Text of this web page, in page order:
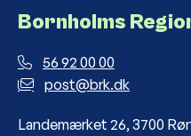
Bornholms
56 92 00 00
post@brk.dk
Landemærket 26, 3700